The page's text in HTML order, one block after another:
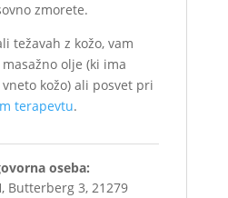
zmorete.
težavah z kožo, vam
olje (ki ima
kožo) ali posvet pri
terapevtu.
oseba:
Butterberg 3, 21279